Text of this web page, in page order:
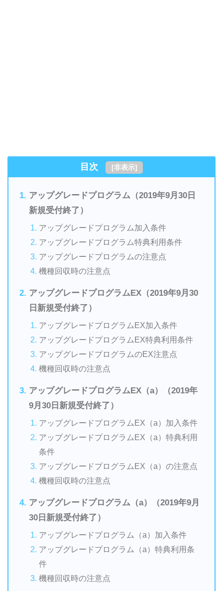
目次 [非表示]
アップグレードプログラム（2019年9月30日
新規受付終了）
アップグレードプログラム加入条件
アップグレードプログラム特典利用条件
アップグレードプログラムの注意点
機種回収時の注意点
アップグレードプログラムEX（2019年9月30
日新規受付終了）
アップグレードプログラムEX加入条件
アップグレードプログラムEX特典利用条件
アップグレードプログラムのEX注意点
機種回収時の注意点
アップグレードプログラムEX（a）（2019年
9月30日新規受付終了）
アップグレードプログラムEX（a）加入条件
アップグレードプログラムEX（a）特典利用
条件
アップグレードプログラムEX（a）の注意点
機種回収時の注意点
アップグレードプログラム（a）（2019年9月
30日新規受付終了）
アップグレードプログラム（a）加入条件
アップグレードプログラム（a）特典利用条
件
機種回収時の注意点